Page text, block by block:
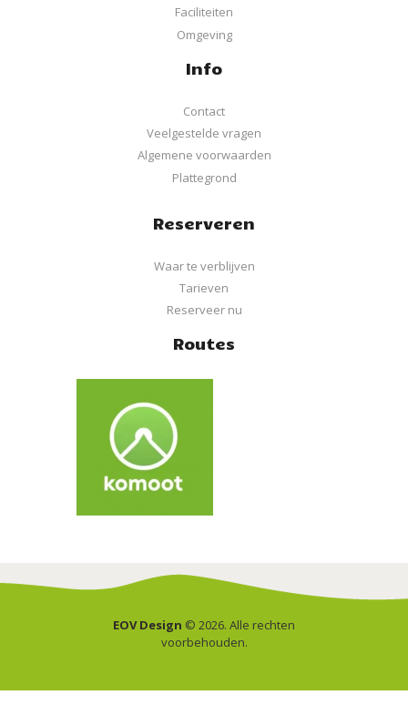
Faciliteiten
Omgeving
Info
Contact
Veelgestelde vragen
Algemene voorwaarden
Plattegrond
Reserveren
Waar te verblijven
Tarieven
Reserveer nu
Routes
EOV Design © 2026. Alle rechten
voorbehouden.